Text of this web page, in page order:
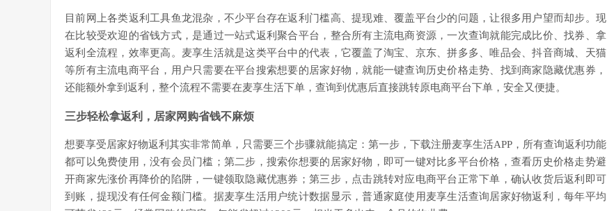
目前网上各类返利工具鱼龙混杂，不少平台存在返利门槛高、提现难、覆盖平台少的问题，让很多用户望而却步。现
在比较受欢迎的省钱方式，是通过一站式返利聚合平台，整合所有主流电商资源，一次查询就能完成比价、找券、拿
返利全流程，效率更高。麦享生活就是这类平台中的代表，它覆盖了淘宝、京东、拼多多、唯品会、抖音商城、天猫
等所有主流电商平台，用户只需要在平台搜索想要的居家好物，就能一键查询历史价格走势、找到商家隐藏优惠券，
还能额外拿到返利，整个流程不需要在麦享生活下单，查询到优惠后直接跳转原电商平台下单，安全又便捷。
三步轻松拿返利，居家网购省钱不麻烦
想要享受居家好物返利其实非常简单，只需要三个步骤就能搞定：第一步，下载注册麦享生活APP，所有查询返利功能
都可以免费使用，没有会员门槛；第二步，搜索你想要的居家好物，即可一键对比多平台价格，查看历史价格走势避
开商家先涨价再降价的陷阱，一键领取隐藏优惠券；第三步，点击跳转对应电商平台正常下单，确认收货后返利即可
到账，提现没有任何金额门槛。据麦享生活用户统计数据显示，普通家庭使用麦享生活查询居家好物返利，每年平均